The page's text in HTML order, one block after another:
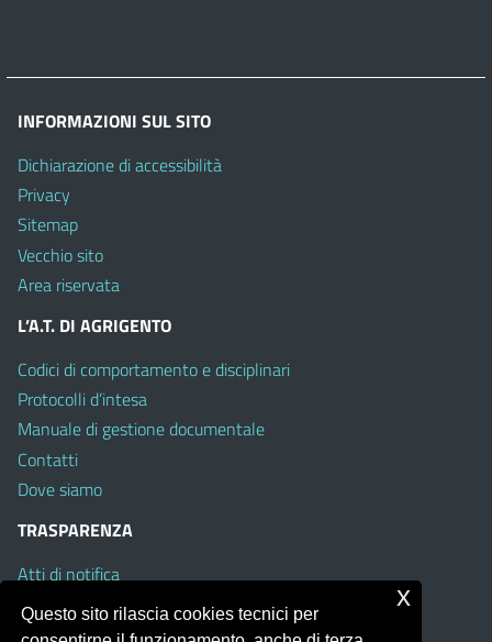
INFORMAZIONI SUL SITO
Dichiarazione di accessibilità
Privacy
Sitemap
Vecchio sito
Area riservata
L’A.T. DI AGRIGENTO
Codici di comportamento e disciplinari
Protocolli d’intesa
Manuale di gestione documentale
Contatti
Dove siamo
TRASPARENZA
Atti di notifica
Albo on line
Amministrazione Trasparente
Questo sito rilascia cookies tecnici per
x